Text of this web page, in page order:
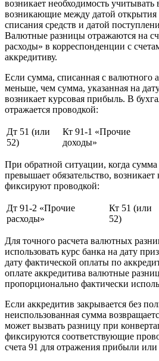
возникает необходимость
возникающие между датой открытия
списания средств и датой
Валютные разницы отражаются на
расходы» в корреспонденции с
аккредитиву.
Если сумма, списанная с валютного
меньше, чем сумма, указанная на дату
возникает курсовая прибыль. В
отражается проводкой:
Дт 51 (или
52)
Кт 91-1 «Прочие
доходы»
При обратной ситуации, когда
превышает обязательство,
фиксируют проводкой:
Дт 91-2 «Прочие
расходы»
Кт 51 (или
52)
Для точного расчета валютных
использовать курс банка на дату
дату фактической оплаты по
оплате аккредитива валютные
пропорционально фактически
Если аккредитив закрывается без
неиспользованная сумма
может вызвать разницу при
фиксируются соответствующие
счета 91 для отражения прибыли